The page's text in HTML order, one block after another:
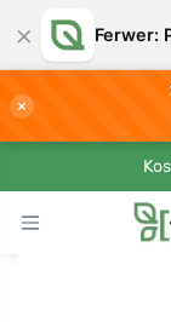
× Ferwer:
×